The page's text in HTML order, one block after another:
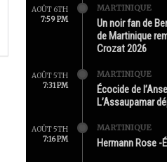
AOÛT 6TH
7:59 PM
MARTINIQUE
Un noir fan de
de Martinique
Crozat 2026
AOÛT 5TH
7:31 PM
MARTINIQUE
Écocide de
L’Assaupamar
AOÛT 5TH
7:16 PM
MARTINIQUE
Hermann Rose -